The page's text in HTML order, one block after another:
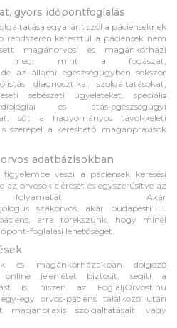
gyors időpontfoglalás
egyaránt szól a pácienseknek
keresztül a páciensek nem
magánorvosi és magánkórházi
meg, mint a fogászat,
az állami egészségügyben sokszor
diagnosztikai szolgáltatásokat,
sebészeti ügyeleteket, speciális
és látás-egészségügyi
sőt a hagyományos távol-keleti
szerepel a kereshető magánpraxisok
adatbázisokban
veszi a páciensek keresési
orvosok elérését és egyszerűsítve az
folyamatát. Akár
szakorvos, akár budapesti ill.
arra törekszünk, hogy minél
foglalási lehetőséget.
és magánkórházakban dolgozó
online jelenlétet biztosít, segíti a
is, hiszen az FoglaljOrvost.hu
egy orvos-páciens találkozó után
szolgáltatásait, vagy